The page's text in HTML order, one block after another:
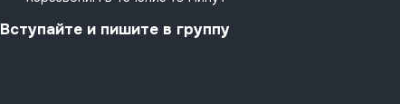
Вступайте и пишите в группу